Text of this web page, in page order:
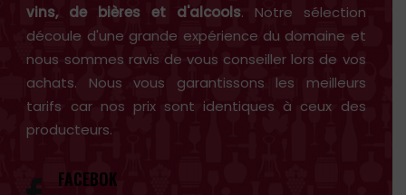
vins, de bières et d'alcools. Notre sélection
découle d'une grande expérience du domaine et
nous sommes ravis de vous conseiller lors de vos
achats. Nous vous garantissons les meilleurs
tarifs car nos prix sont identiques à ceux des
producteurs.
FACEBOK